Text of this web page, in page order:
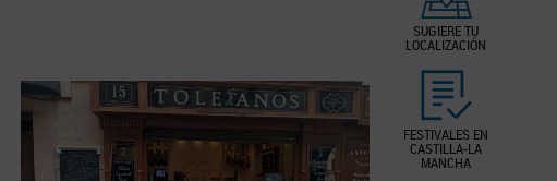
SUGIERE TU
LOCALIZACIÓN
FESTIVALES EN
CASTILLA-LA
MANCHA